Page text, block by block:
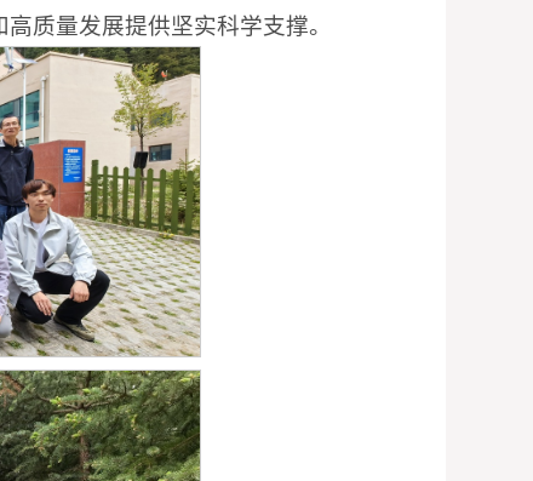
质量发展提供坚实科学支撑。